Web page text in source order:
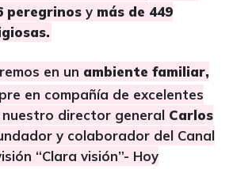
peregrinos y más de 449
en un ambiente familiar,
en compañía de excelentes
nuestro director general Carlos
y colaborador del Canal
“Clara visión”- Hoy